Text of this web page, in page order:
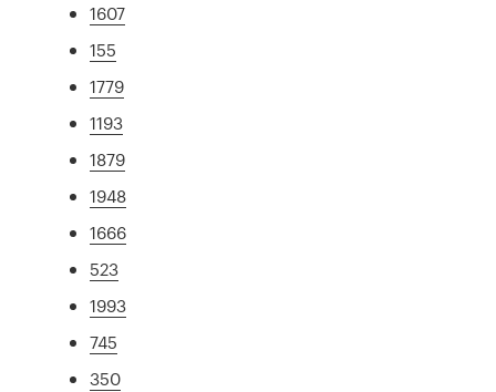
1607
155
1779
1193
1879
1948
1666
523
1993
745
350